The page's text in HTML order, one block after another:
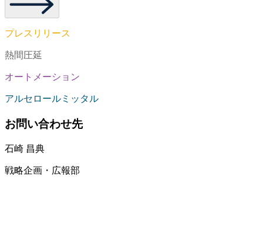
プレスリリース
熱間圧延
オートメーション
アルセロールミッタル
お問い合わせ先
石崎 昌典
戦略企画・広報部